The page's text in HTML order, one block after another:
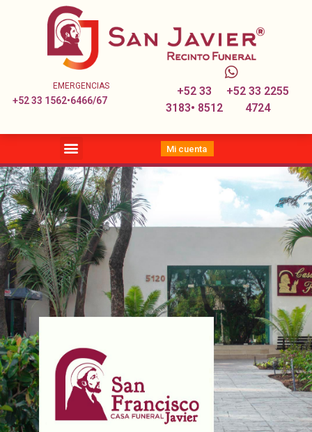
EMERGENCIAS
+52 33 1562•6466/67
+52 33
3183• 8512
+52 33 2255
4724
Mi cuenta